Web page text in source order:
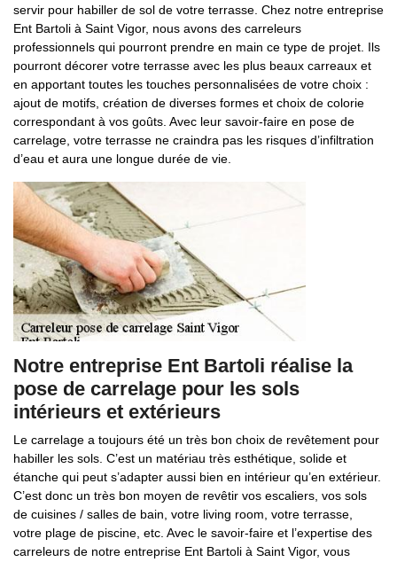
servir pour habiller de sol de votre terrasse. Chez notre entreprise
Ent Bartoli à Saint Vigor, nous avons des carreleurs
professionnels qui pourront prendre en main ce type de projet. Ils
pourront décorer votre terrasse avec les plus beaux carreaux et
en apportant toutes les touches personnalisées de votre choix :
ajout de motifs, création de diverses formes et choix de colorie
correspondant à vos goûts. Avec leur savoir-faire en pose de
carrelage, votre terrasse ne craindra pas les risques d’infiltration
d’eau et aura une longue durée de vie.
Notre entreprise Ent Bartoli réalise la
pose de carrelage pour les sols
intérieurs et extérieurs
Le carrelage a toujours été un très bon choix de revêtement pour
habiller les sols. C’est un matériau très esthétique, solide et
étanche qui peut s’adapter aussi bien en intérieur qu’en extérieur.
C’est donc un très bon moyen de revêtir vos escaliers, vos sols
de cuisines / salles de bain, votre living room, votre terrasse,
votre plage de piscine, etc. Avec le savoir-faire et l’expertise des
carreleurs de notre entreprise Ent Bartoli à Saint Vigor, vous